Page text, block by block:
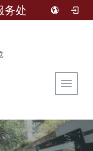
务处
Toggle